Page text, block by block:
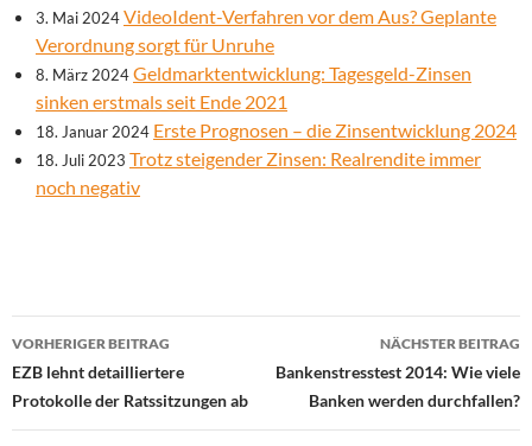
3. Mai 2024VideoIdent-Verfahren vor dem Aus? Geplante
Verordnung sorgt für Unruhe
8. März 2024Geldmarktentwicklung: Tagesgeld-Zinsen
sinken erstmals seit Ende 2021
18. Januar 2024 Erste Prognosen – die Zinsentwicklung 2024
18. Juli 2023 Trotz steigender Zinsen: Realrendite immer
noch negativ
Beitrags-
Navigation
VORHERIGER BEITRAG
EZB lehnt detailliertere
Protokolle der Ratssitzungen ab
NÄCHSTER BEITRAG
Bankenstresstest 2014: Wie viele
Banken werden durchfallen?